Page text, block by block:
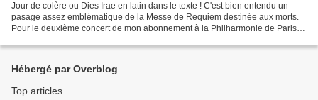
Jour de colère ou Dies Irae en latin dans le texte ! C'est bien entendu un
pasage assez emblématique de la Messe de Requiem destinée aux morts.
Pour le deuxième concert de mon abonnement à la Philharmonie de Paris,
Hébergé par Overblog
Top articles